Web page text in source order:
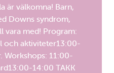
är välkomna! Barn,
Downs syndrom,
vara med! Program:
och aktiviteter13:00-
Workshops: 11:00-
14:00 TAKK